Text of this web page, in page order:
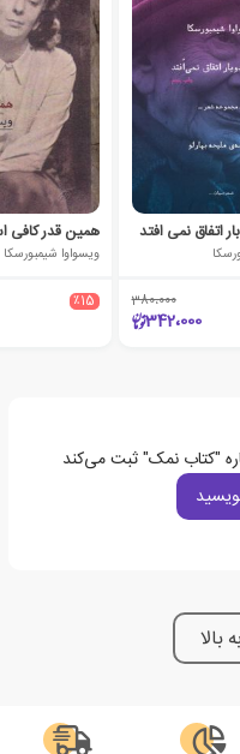
اتفاق نمی افتد
380،000
342،000
همین قدر کافی
ویسواوا شیمبورسکا
٪15
"کتاب نمک" ثبت می‌کند
بالا